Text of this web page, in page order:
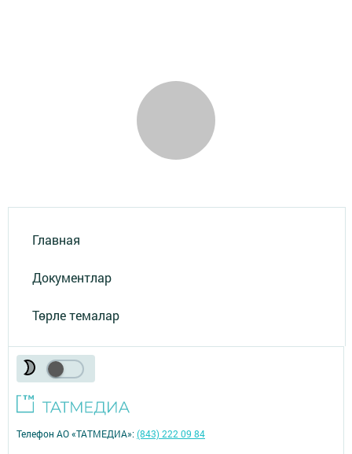
Главная
Документлар
Төрле темалар
Телефон АО «ТАТМЕДИА»:(843) 222 09 84